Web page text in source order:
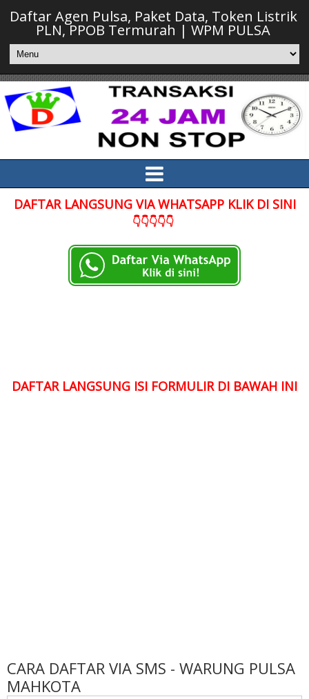
Daftar Agen Pulsa, Paket Data, Token Listrik
PLN, PPOB Termurah | WPM PULSA
DAFTAR LANGSUNG VIA WHATSAPP KLIK DI SINI
👇👇👇👇👇
DAFTAR LANGSUNG ISI FORMULIR DI BAWAH INI
CARA DAFTAR VIA SMS - WARUNG PULSA
MAHKOTA